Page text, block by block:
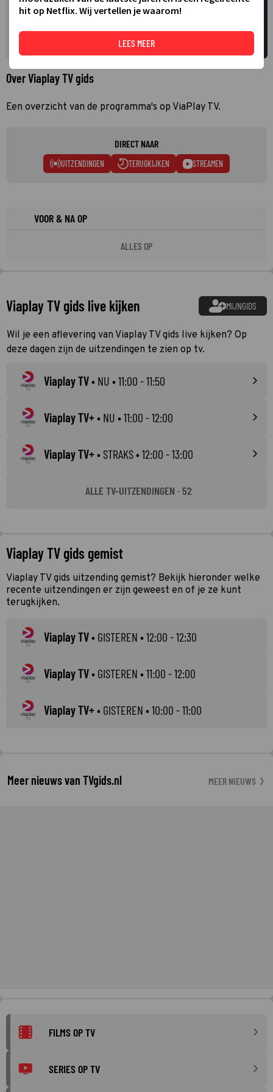
Over Viaplay TV gids
Een overzicht van de programma's op ViaPlay TV.
DIRECT NAAR
UITZENDINGEN TERUGKIJKEN STREAMEN
VOOR & NA OP
ALLES OP
Viaplay TV gids live kijken MIJNGIDS
Wil je een aflevering van Viaplay TV gids live kijken? Op
deze dagen zijn de uitzendingen te zien op tv.
Viaplay TV• NU • 11:00 - 11:50
Viaplay TV+• NU • 11:00 - 12:00
Viaplay TV+• STRAKS• 12:00 - 13:00
ALLE TV-UITZENDINGEN · 52
Viaplay TV gids gemist
Viaplay TV gids uitzending gemist? Bekijk hieronder welke
recente uitzendingen er zijn geweest en of je ze kunt
terugkijken.
Viaplay TV• GISTEREN • 12:00 - 12:30
Viaplay TV• GISTEREN • 11:00 - 12:00
Viaplay TV+• GISTEREN • 10:00 - 11:00
Meer nieuws van TVgids.nl MEER NIEUWS
FILMS OP TV
SERIES OP TV
hit op Netflix. Wij vertellen je waarom!
LEES MEER